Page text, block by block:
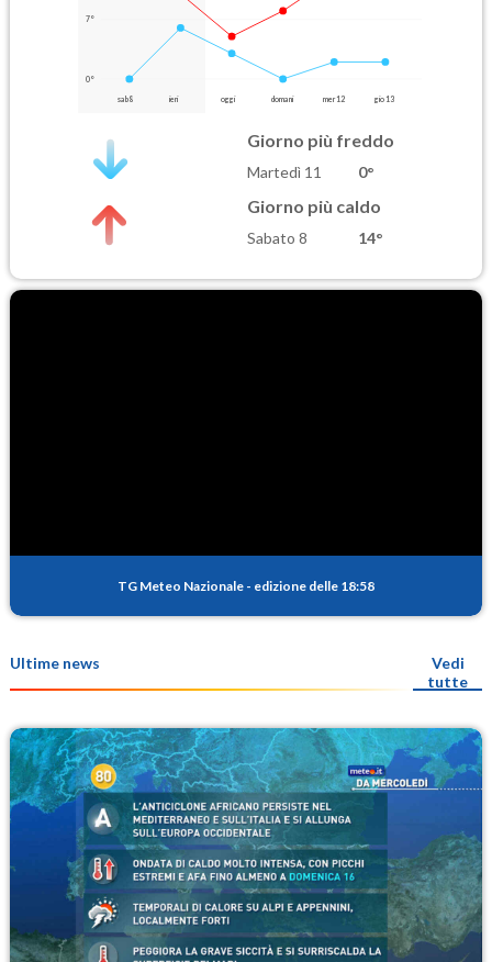
7°
0°
sab 8 ieri oggi domani mer 12 gio 13
Giorno più freddo
Martedì 11 0°
Giorno più caldo
Sabato 8 14°
TG Meteo Nazionale - edizione delle 18:58
Ultime news
Vedi
tutte